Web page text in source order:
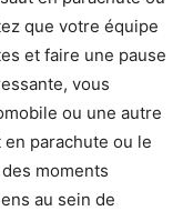
que votre équipe
et faire une pause
vous
ou une autre
parachute ou le
moments
au sein de